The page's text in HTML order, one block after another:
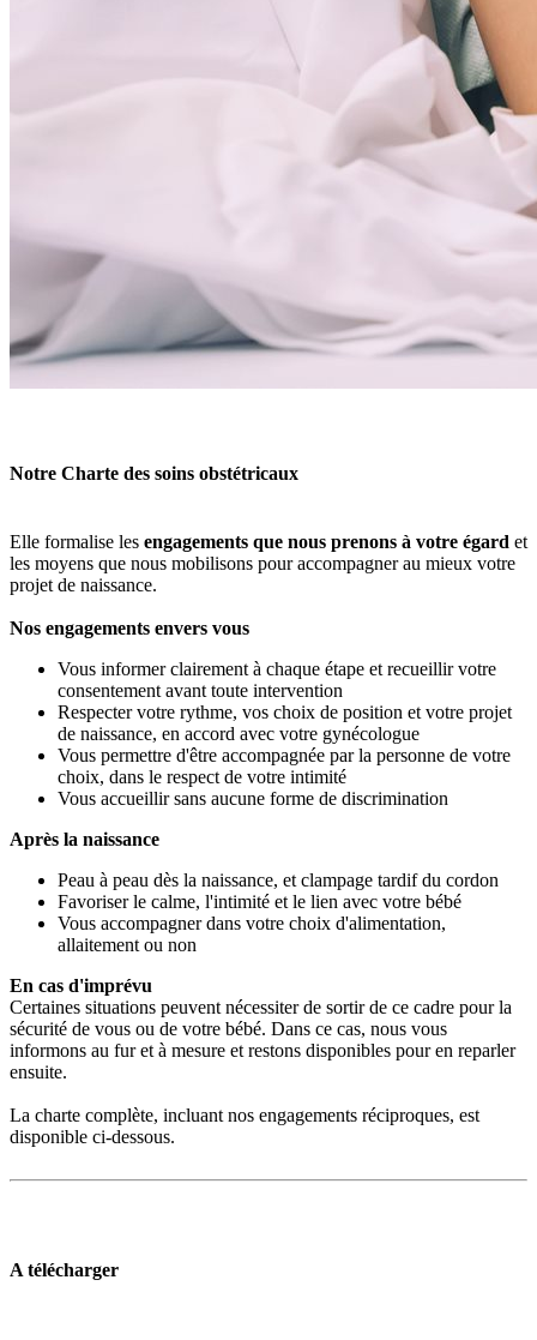
Notre Charte des soins obstétricaux
Elle formalise les engagements que nous prenons à votre égard et
les moyens que nous mobilisons pour accompagner au mieux votre
projet de naissance.
Nos engagements envers vous
Vous informer clairement à chaque étape et recueillir votre
consentement avant toute intervention
Respecter votre rythme, vos choix de position et votre projet
de naissance, en accord avec votre gynécologue
Vous permettre d'être accompagnée par la personne de votre
choix, dans le respect de votre intimité
Vous accueillir sans aucune forme de discrimination
Après la naissance
Peau à peau dès la naissance, et clampage tardif du cordon
Favoriser le calme, l'intimité et le lien avec votre bébé
Vous accompagner dans votre choix d'alimentation,
allaitement ou non
En cas d'imprévu
Certaines situations peuvent nécessiter de sortir de ce cadre pour la
sécurité de vous ou de votre bébé. Dans ce cas, nous vous
informons au fur et à mesure et restons disponibles pour en reparler
ensuite.
La charte complète, incluant nos engagements réciproques, est
disponible ci-dessous.
A télécharger